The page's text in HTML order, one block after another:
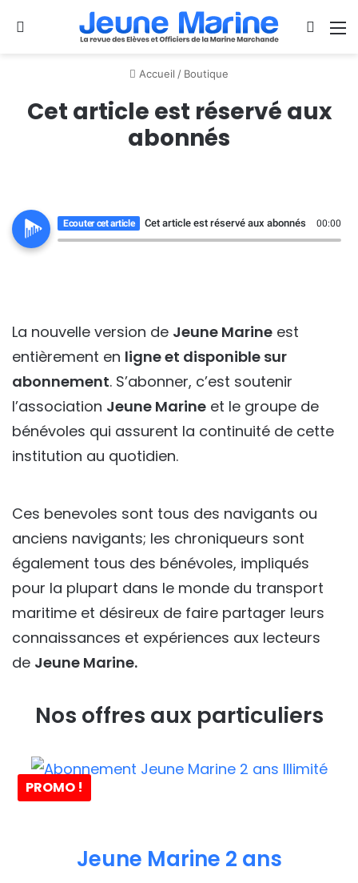
Se connecter
Accueil / Boutique
Cet article est réservé aux
abonnés
Ecouter cet article Cet article est réservé aux abonnés 00:00
La nouvelle version de Jeune Marine est
entièrement en ligne et disponible sur
abonnement. S’abonner, c’est soutenir
l’association Jeune Marine et le groupe de
bénévoles qui assurent la continuité de cette
institution au quotidien.
Ces benevoles sont tous des navigants ou
anciens navigants; les chroniqueurs sont
également tous des bénévoles, impliqués
pour la plupart dans le monde du transport
maritime et désireux de faire partager leurs
connaissances et expériences aux lecteurs
de Jeune Marine.
Nos offres aux particuliers
PROMO !
Jeune Marine 2 ans